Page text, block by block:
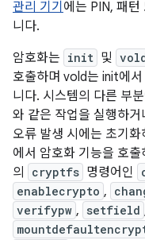
관리 기기 에는 PIN, 패턴
니다.
암호화는 init 및
호출하며 vold는 init에
니다. 시스템의 다른 부
와 같은 작업을 실행하
오류 발생 시에는 초기
에서 암호화 기능을 호
의 cryptfs 명령어인
enablecrypto ,
verifypw , setfield